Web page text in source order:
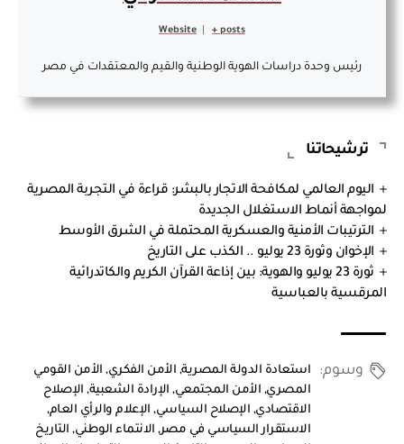
Website | + posts
رئيس وحدة دراسات الهوية الوطنية والقيم والمعتقدات في مصر
ترشيحاتنا
اليوم العالمي لمكافحة الاتجار بالبشر: قراءة في التجربة المصرية
لمواجهة أنماط الاستغلال الجديدة
الترتيبات الأمنية والعسكرية المحتملة في الشرق الأوسط
الإخوان وثورة 23 يوليو .. الكذب على التاريخ
ثورة 23 يوليو والهوية: بين إذاعة القرآن الكريم والكاتدرائية
المرقسية بالعباسية
وسوم: استعادة الدولة المصرية,الأمن الفكري,الأمن القومي
المصري,الأمن المجتمعي,الإرادة الشعبية,الإصلاح
الاقتصادي,الإصلاح السياسي,الإعلام والرأي العام,
الاستقرار السياسي في مصر,الانتماء الوطني,التاريخ